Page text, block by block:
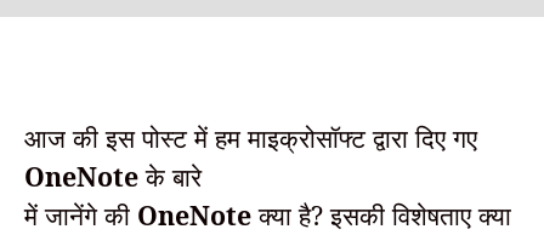
आज की इस पोस्ट में हम माइक्रोसॉफ्ट द्वारा दिए गए
OneNoteके बारे
में जानेंगे की OneNoteक्या है? इसकी विशेषताए क्या